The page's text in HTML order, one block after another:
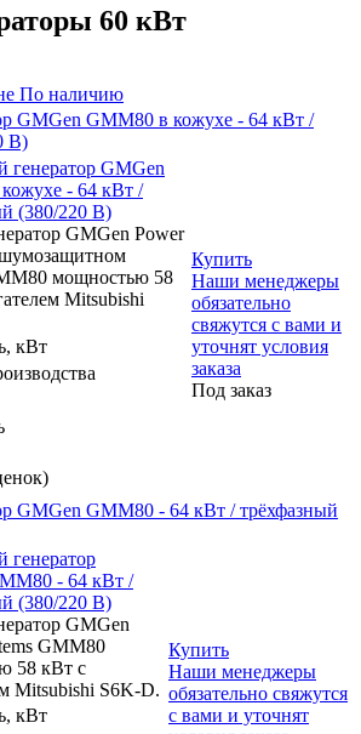
60 кВт
По наличию
GMGen GMM80 в кожухе - 64 кВт /
В)
генератор GMGen
- 64 кВт /
(380/220 В)
GMGen Power
шумозащитном
мощностью 58
Mitsubishi
кВт
Купить
Наши менеджеры
обязательно
свяжутся с вами и
уточнят условия
заказа
Под заказ
GMGen GMM80 - 64 кВт / трёхфазный
генератор
- 64 кВт /
(380/220 В)
GMGen
GMM80
58 кВт с
Mitsubishi S6K-D.
кВт
Купить
Наши менеджеры
обязательно свяжутся
с вами и уточнят